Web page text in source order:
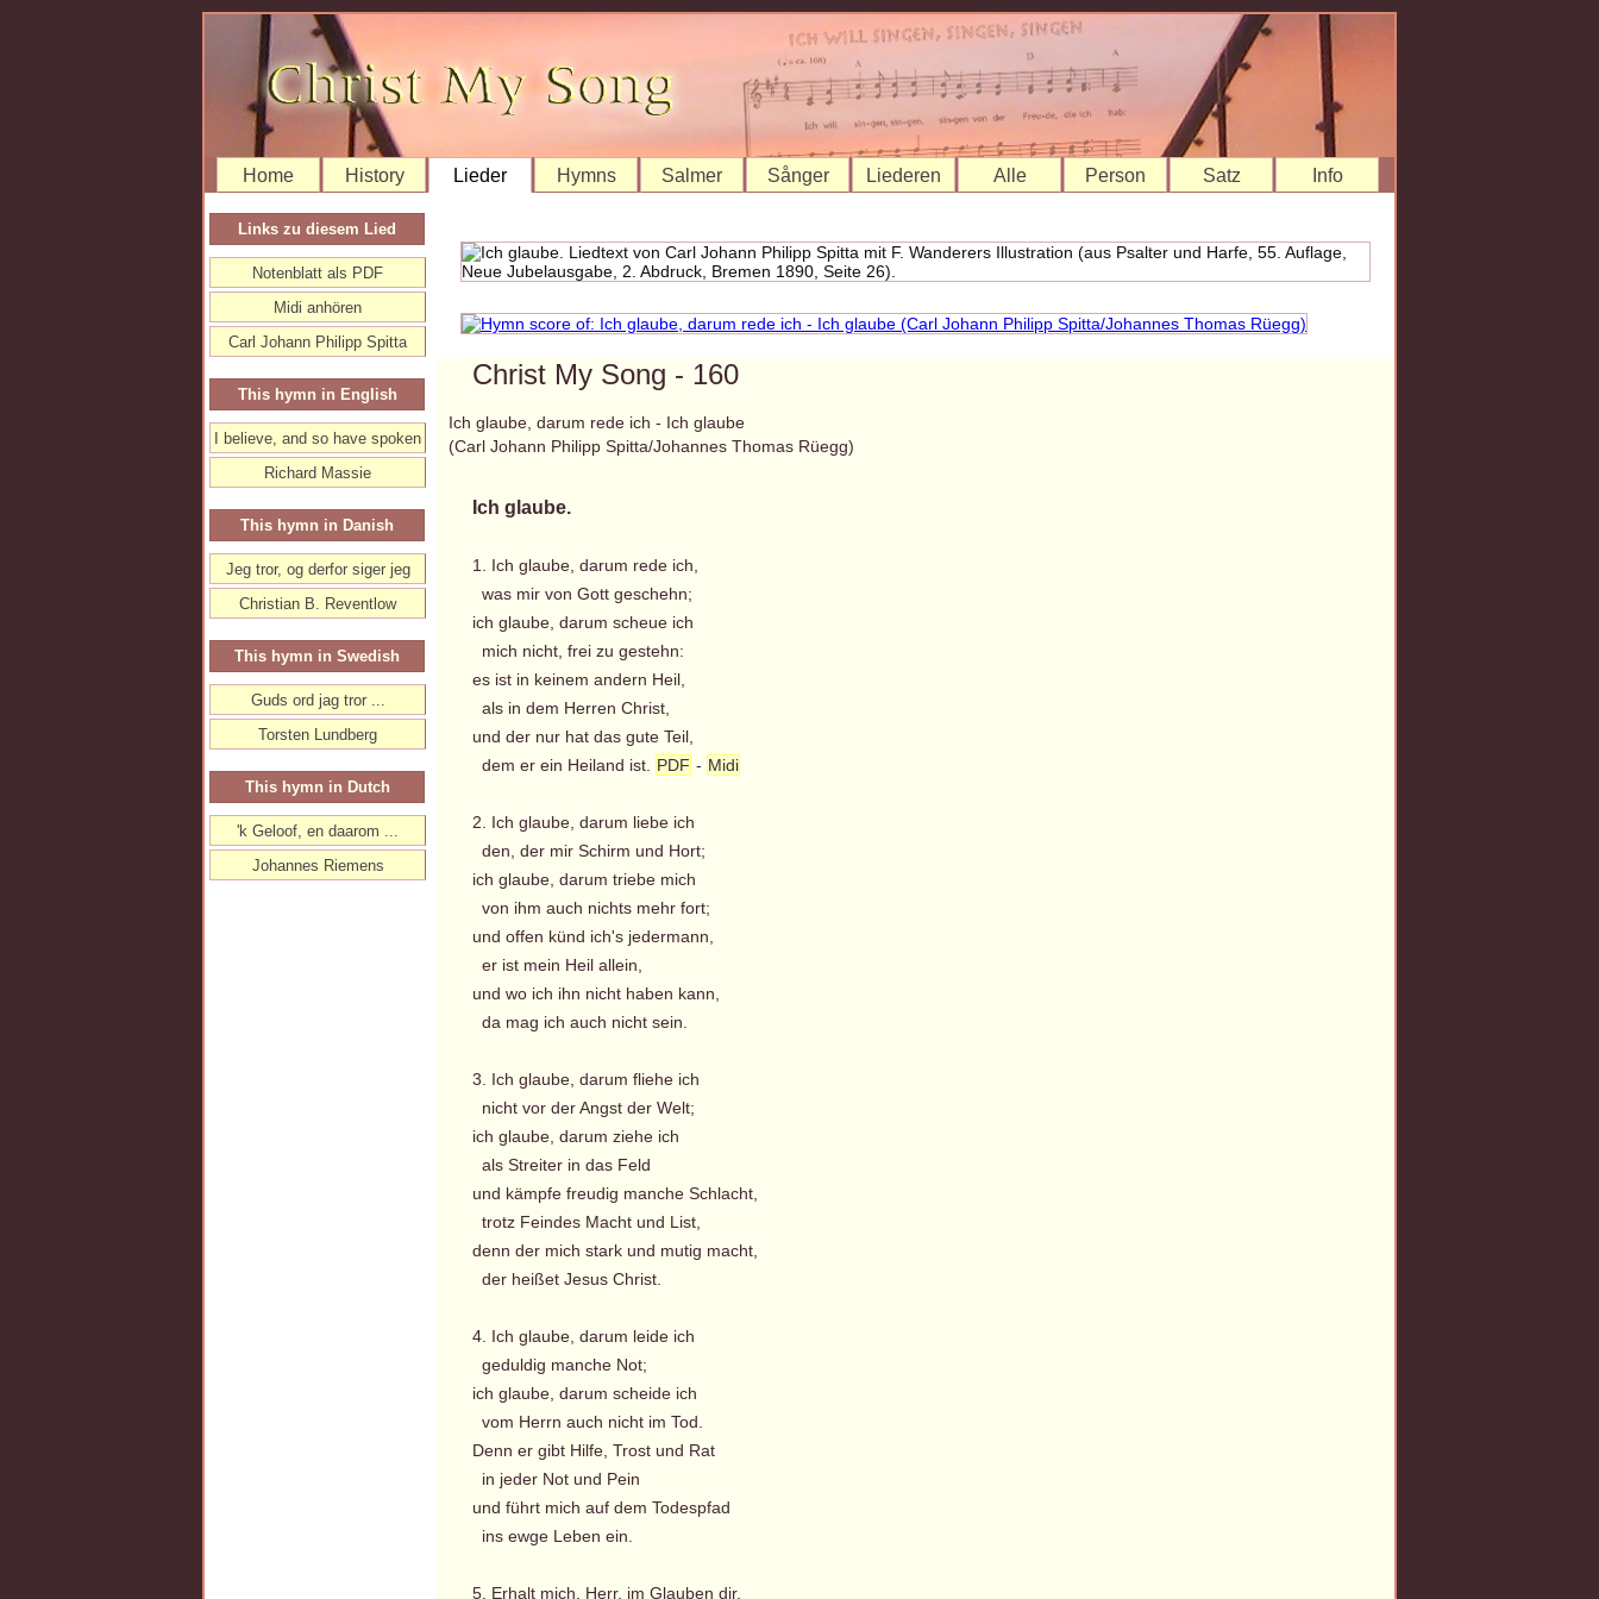
Home History Lieder Hymns Salmer Sånger Liederen Alle Person Satz Info
Christ My Song - 160
Ich glaube, darum rede ich - Ich glaube
(Carl Johann Philipp Spitta/Johannes Thomas Rüegg)
Ich glaube.
1. Ich glaube, darum rede ich,
was mir von Gott geschehn;
ich glaube, darum scheue ich
mich nicht, frei zu gestehn:
es ist in keinem andern Heil,
als in dem Herren Christ,
und der nur hat das gute Teil,
dem er ein Heiland ist.
PDF - Midi
2. Ich glaube, darum liebe ich
den, der mir Schirm und Hort;
ich glaube, darum triebe mich
von ihm auch nichts mehr fort;
und offen künd ich's jedermann,
er ist mein Heil allein,
und wo ich ihn nicht haben kann,
da mag ich auch nicht sein.
3. Ich glaube, darum fliehe ich
nicht vor der Angst der Welt;
ich glaube, darum ziehe ich
als Streiter in das Feld
und kämpfe freudig manche Schlacht,
trotz Feindes Macht und List,
denn der mich stark und mutig macht,
der heißet Jesus Christ.
4. Ich glaube, darum leide ich
geduldig manche Not;
ich glaube, darum scheide ich
vom Herrn auch nicht im Tod.
Denn er gibt Hilfe, Trost und Rat
in jeder Not und Pein
und führt mich auf dem Todespfad
ins ewge Leben ein.
5. Erhalt mich, Herr, im Glauben dir,
Links zu diesem Lied
Notenblatt als PDF
Midi anhören
Carl Johann Philipp Spitta
This hymn in English
I believe, and so have spoken
Richard Massie
This hymn in Danish
Jeg tror, og derfor siger jeg
Christian B. Reventlow
This hymn in Swedish
Guds ord jag tror ...
Torsten Lundberg
This hymn in Dutch
'k Geloof, en daarom ...
Johannes Riemens